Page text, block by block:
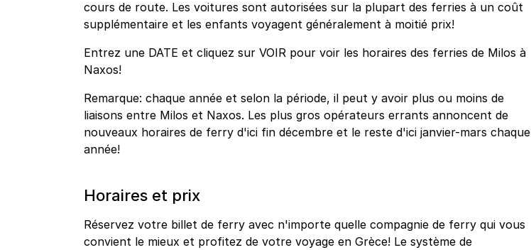
cours de route. Les voitures sont autorisées sur la plupart des ferries à un coût
supplémentaire et les enfants voyagent généralement à moitié prix!
Entrez une DATE et cliquez sur VOIR pour voir les horaires des ferries de Milos à
Naxos!
Remarque: chaque année et selon la période, il peut y avoir plus ou moins de
liaisons entre Milos et Naxos. Les plus gros opérateurs errants annoncent de
nouveaux horaires de ferry d'ici fin décembre et le reste d'ici janvier-mars chaque
année!
Horaires et prix
Réservez votre billet de ferry avec n'importe quelle compagnie de ferry qui vous
convient le mieux et profitez de votre voyage en Grèce! Le système de